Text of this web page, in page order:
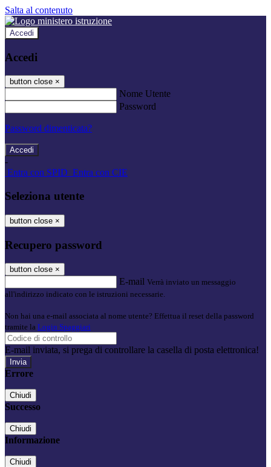
Salta al contenuto
Accedi
Accedi
button close ×
Nome Utente
Password
Password dimenticata?
-
Entra con SPID Entra con CIE
Seleziona utente
button close ×
Recupero password
button close ×
E-mail Verrà inviato un messaggio
all'indirizzo indicato con le istruzioni necessarie.
Non hai una e-mail associata al nome utente? Effettua il reset della password
tramite la Login Spaggiari
E-mail inviata, si prega di controllare la casella di posta elettronica!
Errore
Chiudi
Successo
Chiudi
Informazione
Chiudi